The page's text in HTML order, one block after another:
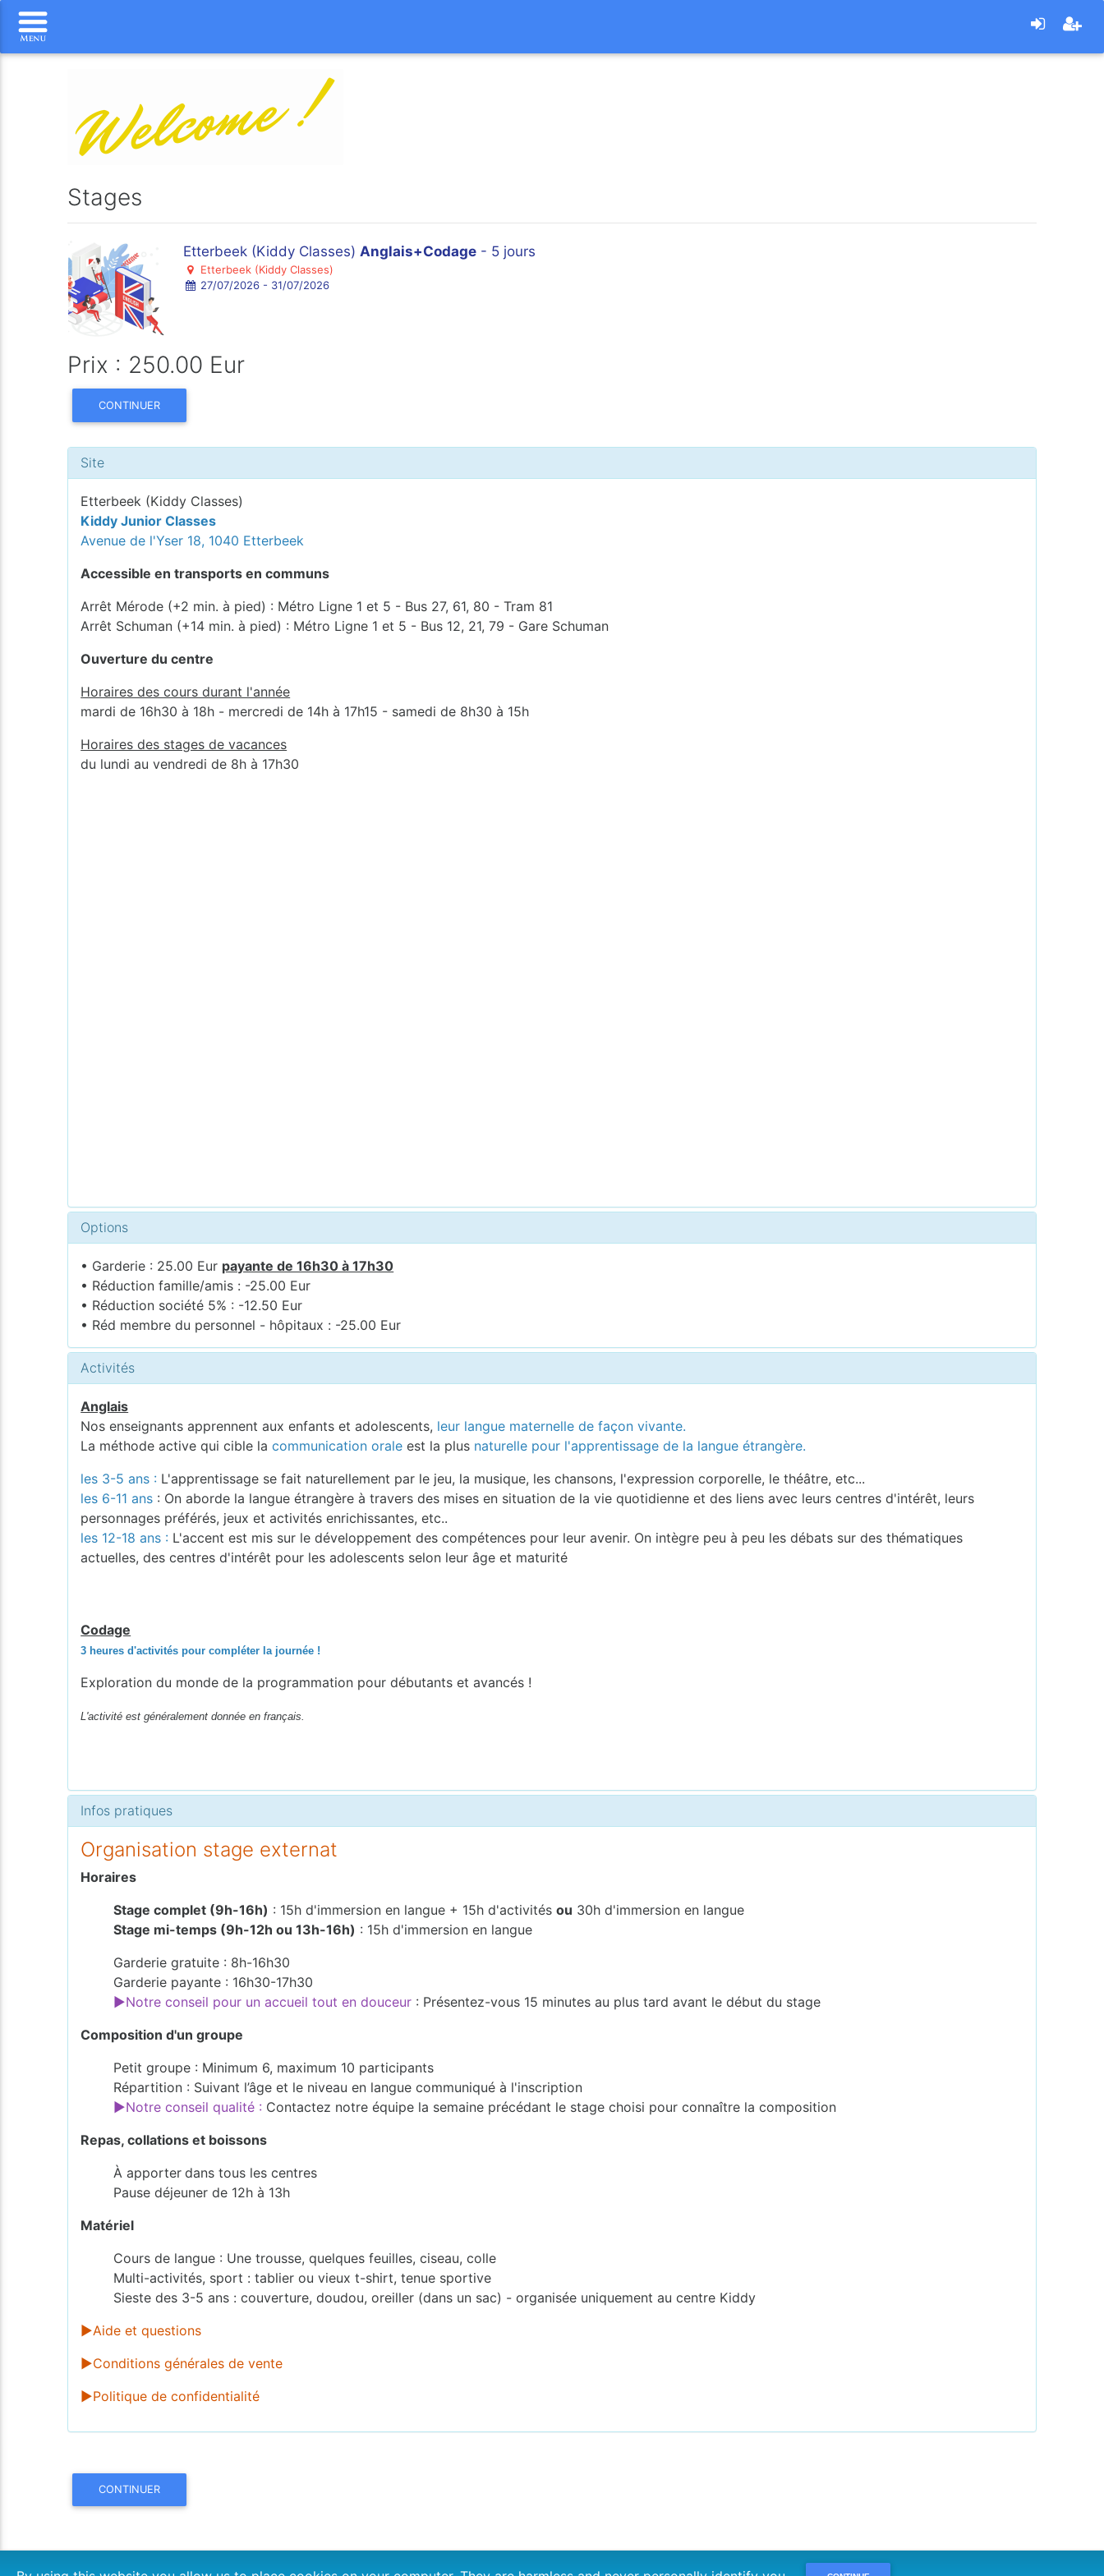
Stages
Etterbeek (Kiddy Classes)Anglais+Codage - 5 jours
Etterbeek (Kiddy Classes)
27/07/2026 - 31/07/2026
Prix : 250.00 Eur
CONTINUER
Site
Etterbeek (Kiddy Classes)
Kiddy Junior Classes
Avenue de l'Yser 18, 1040 Etterbeek
Accessible en transports en communs
Arrêt Mérode (+2 min. à pied) : Métro Ligne 1 et 5 - Bus 27, 61, 80 - Tram 81
Arrêt Schuman (+14 min. à pied) : Métro Ligne 1 et 5 - Bus 12, 21, 79 - Gare Schuman
Ouverture du centre
Horaires des cours durant l'année
mardi de 16h30 à 18h - mercredi de 14h à 17h15 - samedi de 8h30 à 15h
Horaires des stages de vacances
du lundi au vendredi de 8h à 17h30
Options
• Garderie : 25.00 Eur payante de 16h30 à 17h30
• Réduction famille/amis : -25.00 Eur
• Réduction société 5% : -12.50 Eur
• Réd membre du personnel - hôpitaux : -25.00 Eur
Activités
Anglais
Nos enseignants apprennent aux enfants et adolescents, leur langue maternelle de façon vivante.
La méthode active qui cible lacommunication oraleest la plus naturelle pour l'apprentissage de la langue étrangère.
les 3-5 ans : L'apprentissage se fait naturellement par le jeu, la musique, les chansons, l'expression corporelle, le théâtre, etc...
les 6-11 ans : On aborde la langue étrangère à travers des mises en situation de la vie quotidienne et des liens avec leurs centres d'intérêt, leurs
personnages préférés, jeux et activités enrichissantes, etc..
les 12-18 ans : L'accent est mis sur le développement des compétences pour leur avenir. On intègre peu à peu les débats sur des thématiques
actuelles, des centres d'intérêt pour les adolescents selon leur âge et maturité
Codage
3 heures d'activités pour compléter la journée !
Exploration du monde de la programmation pour débutants et avancés !
L'activité est généralement donnée en français.
Infos pratiques
Organisation stage externat
Horaires
Stage complet (9h-16h) : 15h d'immersion en langue + 15h d'activitésou 30h d'immersion en langue
Stage mi-temps (9h-12h ou 13h-16h) : 15h d'immersion en langue
Garderie gratuite : 8h-16h30
Garderie payante : 16h30-17h30
►Notre conseil pour un accueil tout en douceur : Présentez-vous 15 minutes au plus tard avant le début du stage
Composition d'un groupe
Petit groupe : Minimum 6, maximum 10 participants
Répartition : Suivant l’âge et le niveau en langue communiqué à l'inscription
►Notre conseil qualité : Contactez notre équipe la semaine précédant le stage choisi pour connaître la composition
Repas, collations et boissons
À apporter dans tous les centres
Pause déjeuner de 12h à 13h
Matériel
Cours de langue : Une trousse, quelques feuilles, ciseau, colle
Multi-activités, sport : tablier ou vieux t-shirt, tenue sportive
Sieste des 3-5 ans : couverture, doudou, oreiller (dans un sac) - organisée uniquement au centre Kiddy
►Aide et questions
►Conditions générales de vente
►Politique de confidentialité
CONTINUER